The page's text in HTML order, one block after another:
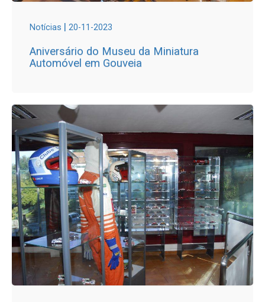
Notícias | 20-11-2023
Aniversário do Museu da Miniatura
Automóvel em Gouveia